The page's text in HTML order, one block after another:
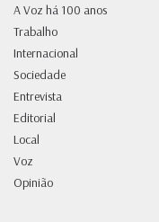
A Voz há 100 anos
Trabalho
Internacional
Sociedade
Entrevista
Editorial
Local
Voz
Opinião